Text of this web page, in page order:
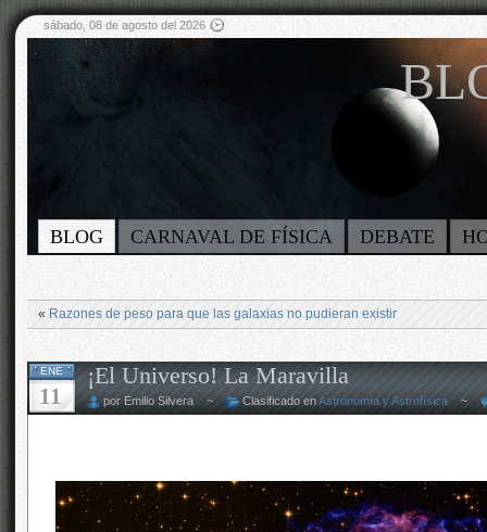
sábado, 08 de agosto del 2026
BLOG CARNAVAL DE FÍSICA DEBATE
« Razones de peso para que las galaxias no pudieran existir
ENE
11
¡El Universo! La Maravilla
por Emilio Silvera ~ Clasificado enAstronomía y Astrofísica ~